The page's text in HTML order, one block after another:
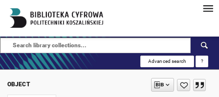
Advanced search ?
OBJECT